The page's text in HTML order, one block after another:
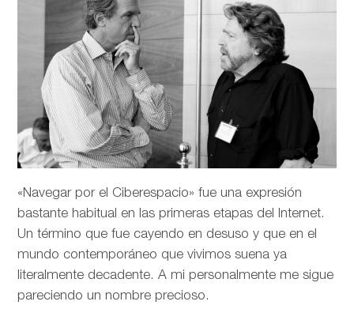
«Navegar por el Ciberespacio» fue una expresión
bastante habitual en las primeras etapas del Internet.
Un término que fue cayendo en desuso y que en el
mundo contemporáneo que vivimos suena ya
literalmente decadente. A mi personalmente me sigue
pareciendo un nombre precioso.